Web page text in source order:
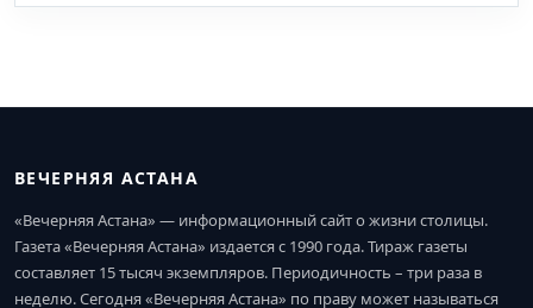
ВЕЧЕРНЯЯ АСТАНА
«Вечерняя Астана» — информационный сайт о жизни столицы.
Газета «Вечерняя Астана» издается с 1990 года. Тираж газеты
составляет 15 тысяч экземпляров. Периодичность – три раза в
неделю. Сегодня «Вечерняя Астана» по праву может называться